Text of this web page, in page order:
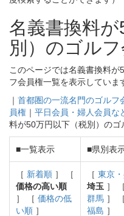
名義書換料
別）のゴル
このページでは名義書換料
フ会員権一覧を表示していま
｜ 首都圏の一流名門のゴルフ
員権 ｜ 平日会員・婦人会員な
料が50万円以下（税別）のゴ
■一覧表示 ■県別表
［ 新着順 ］ ［
価格の高い順
］ ［ 価格の低
い順 ］
［ 東京
埼玉 ］ ［
群馬 ］ ［
福島 ］